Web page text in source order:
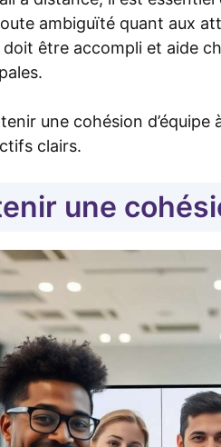
ambiguïté quant aux
être accompli et aide
une cohésion
clairs.
une